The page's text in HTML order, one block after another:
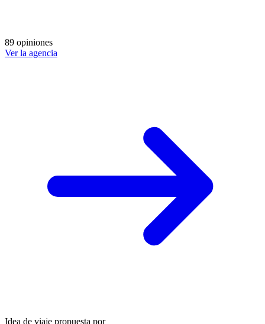
89 opiniones
Ver la agencia
Idea de viaje propuesta por